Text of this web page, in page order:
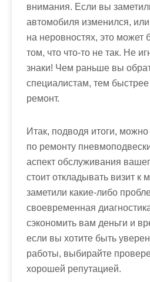
внимания. Если вы
автомобиля изменился,
на неровностях, это может
том, что что-то не так. Не
знаки! Чем раньше вы
специалистам, тем
ремонт.
Итак, подводя итоги, можно
по ремонту
аспект обслуживания
стоит откладывать визит к
заметили какие-либо
своевременная
сэкономить вам деньги и
если вы хотите быть
работы, выбирайте
хорошей репутацией.